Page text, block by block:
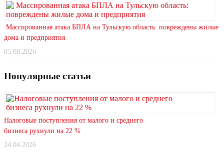
Массированная атака БПЛА на Тульскую область: повреждены жилые
дома и предприятия
05.08.2026
Популярные статьи
Налоговые поступления от малого и среднего
бизнеса рухнули на 22 %
24.04.2026